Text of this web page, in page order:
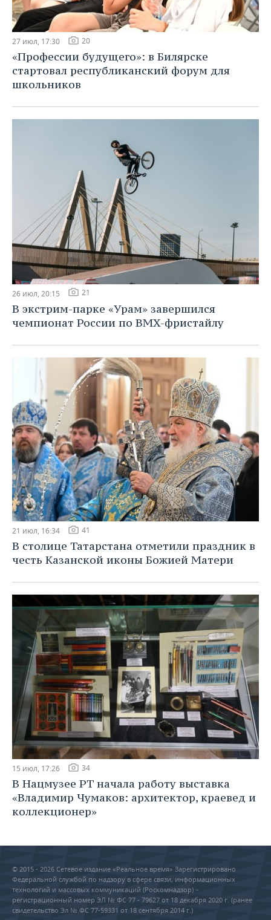
27 июл, 17:30 20
«Профессии будущего»: в Билярске
стартовал республиканский форум для
школьников
26 июл, 20:15 21
В экстрим-парке «Урам» завершился
чемпионат России по BMX-фристайлу
21 июл, 16:34 41
В столице Татарстана отметили праздник в
честь Казанской иконы Божией Матери
15 июл, 17:26 34
В Нацмузее РТ начала работу выставка
«Владимир Чумаков: архитектор, краевед и
коллекционер»
© 2015 - 2026 Сетевое издание «Реальное время» Зарегистрировано
Федеральной службой по надзору в сфере связи, информационных
технологий и массовых коммуникаций (Роскомнадзор) –
регистрационный номер ЭЛ № ФС 77 - 79627 от 18 декабря 2020 г. (ранее
свидетельство Эл № ФС 77-59331 от 18 сентября 2014 г.)